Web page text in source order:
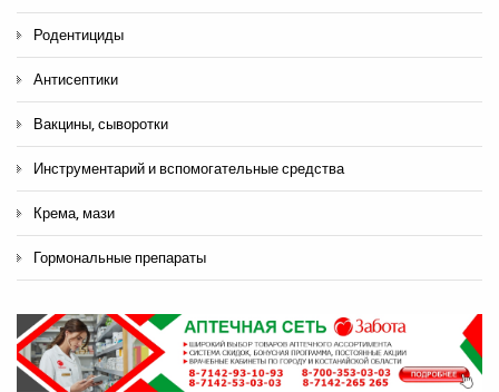
Родентициды
Антисептики
Вакцины, сыворотки
Инструментарий и вспомогательные средства
Крема, мази
Гормональные препараты